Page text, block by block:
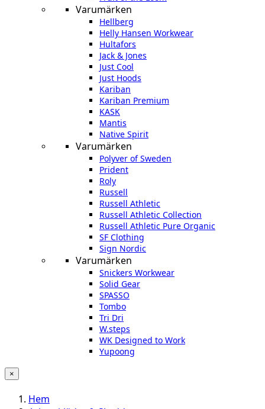
Varumärken
Hellberg
Helly Hansen Workwear
Hultafors
Jack & Jones
Just Cool
Just Hoods
Kariban
Kariban Premium
KASK
Mantis
Native Spirit
Varumärken
Polyver of Sweden
Prident
Roly
Russell
Russell Athletic
Russell Athletic Collection
Russell Athletic Pure Organic
SF Clothing
Sign Nordic
Varumärken
Snickers Workwear
Solid Gear
SPASSO
Tombo
Tri Dri
W.steps
WK Designed to Work
Yupoong
×
Hem